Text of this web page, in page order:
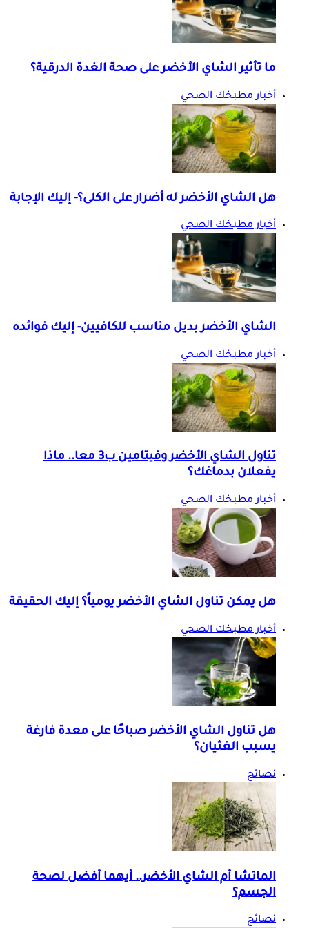
ما تأثير الشاي الأخضر على صحة الغدة الدرقية؟
أخبار مطبخك الصحي
هل الشاي الأخضر له أضرار على الكلى؟- إليك الإجابة
أخبار مطبخك الصحي
الشاي الأخضر بديل مناسب للكافيين- إليك فوائده
أخبار مطبخك الصحي
تناول الشاي الأخضر وفيتامين ب3 معا.. ماذا
يفعلان بدماغك؟
أخبار مطبخك الصحي
هل يمكن تناول الشاي الأخضر يومياً؟ إليك الحقيقة
أخبار مطبخك الصحي
هل تناول الشاي الأخضر صباحًا على معدة فارغة
يسبب الغثيان؟
نصائح
الماتشا أم الشاي الأخضر.. أيهما أفضل لصحة
الجسم؟
نصائح